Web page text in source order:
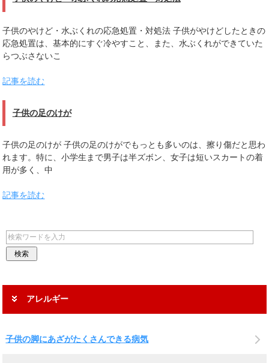
子供のやけど・水ぶくれの応急処置・対処法 子供がやけどしたときの
応急処置は、基本的にすぐ冷やすこと、また、水ぶくれができていた
らつぶさないこ
記事を読む
子供の足のけが
子供の足のけが 子供の足のけがでもっとも多いのは、擦り傷だと思わ
れます。特に、小学生まで男子は半ズボン、女子は短いスカートの着
用が多く、中
記事を読む
アレルギー
子供の脚にあざがたくさんできる病気